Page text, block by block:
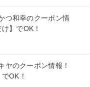
つ和幸のクーポン情
】でOK！
ヤのクーポン情報！
OK！